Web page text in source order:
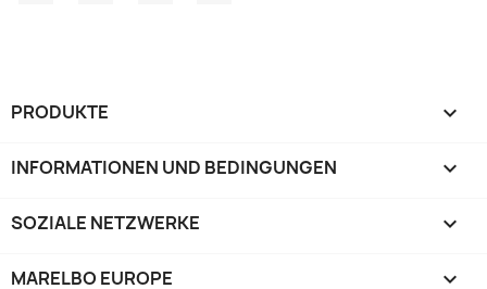
PRODUKTE 
INFORMATIONEN UND BEDINGUNGEN 
SOZIALE NETZWERKE 
MARELBO EUROPE 